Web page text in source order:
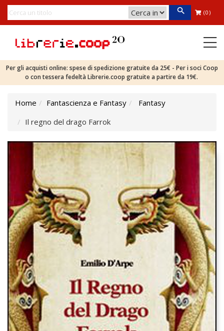
(0)
Per gli acquisti online: spese di spedizione gratuite da 25€ - Per i soci Coop
o con tessera fedeltà Librerie.coop gratuite a partire da 19€.
Home Fantascienza e Fantasy
Fantasy
Il regno del drago Farrok